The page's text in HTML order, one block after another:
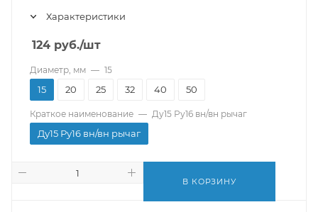
Характеристики
124 руб./шт
Диаметр, мм — 15
15 20 25 32 40 50
Краткое наименование — Ду15 Ру16 вн/вн рычаг
Ду15 Ру16 вн/вн рычаг
В КОРЗИНУ